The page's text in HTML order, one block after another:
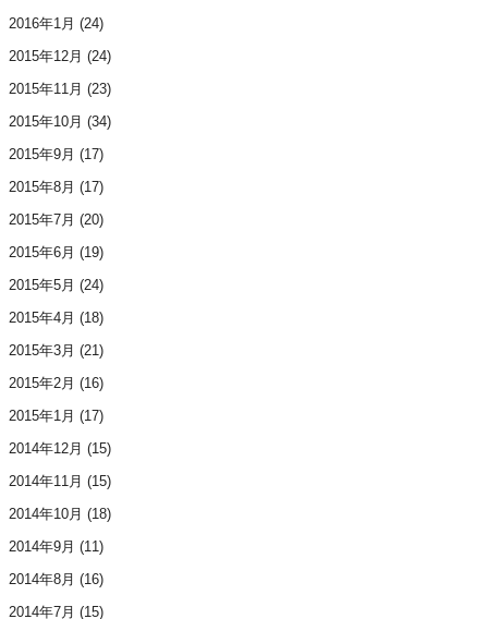
2016年1月 (24)
2015年12月 (24)
2015年11月 (23)
2015年10月 (34)
2015年9月 (17)
2015年8月 (17)
2015年7月 (20)
2015年6月 (19)
2015年5月 (24)
2015年4月 (18)
2015年3月 (21)
2015年2月 (16)
2015年1月 (17)
2014年12月 (15)
2014年11月 (15)
2014年10月 (18)
2014年9月 (11)
2014年8月 (16)
2014年7月 (15)